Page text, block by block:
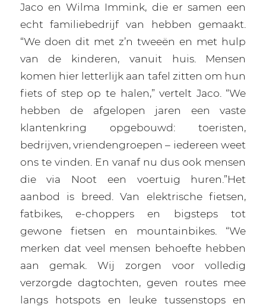
Jaco en Wilma Immink, die er samen een
echt familiebedrijf van hebben gemaakt.
“We doen dit met z’n tweeën en met hulp
van de kinderen, vanuit huis. Mensen
komen hier letterlijk aan tafel zitten om hun
fiets of step op te halen,” vertelt Jaco. “We
hebben de afgelopen jaren een vaste
klantenkring opgebouwd: toeristen,
bedrijven, vriendengroepen – iedereen weet
ons te vinden. En vanaf nu dus ook mensen
die via Noot een voertuig huren.”Het
aanbod is breed. Van elektrische fietsen,
fatbikes, e-choppers en bigsteps tot
gewone fietsen en mountainbikes. “We
merken dat veel mensen behoefte hebben
aan gemak. Wij zorgen voor volledig
verzorgde dagtochten, geven routes mee
langs hotspots en leuke tussenstops en